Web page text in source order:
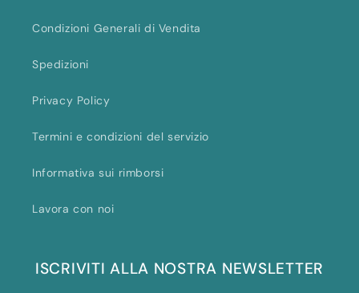
Condizioni Generali di Vendita
Spedizioni
Privacy Policy
Termini e condizioni del servizio
Informativa sui rimborsi
Lavora con noi
ISCRIVITI ALLA NOSTRA NEWSLETTER